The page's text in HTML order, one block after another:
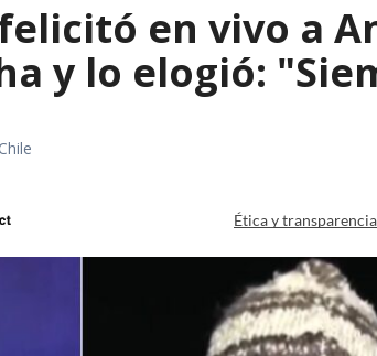
en vivo a
y lo elogió:
Ética y